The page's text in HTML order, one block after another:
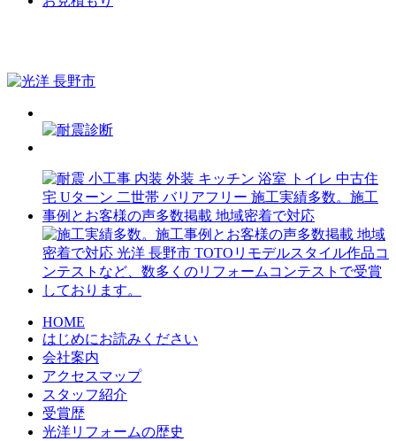
HOME
はじめにお読みください
会社案内
アクセスマップ
スタッフ紹介
受賞歴
光洋リフォームの歴史